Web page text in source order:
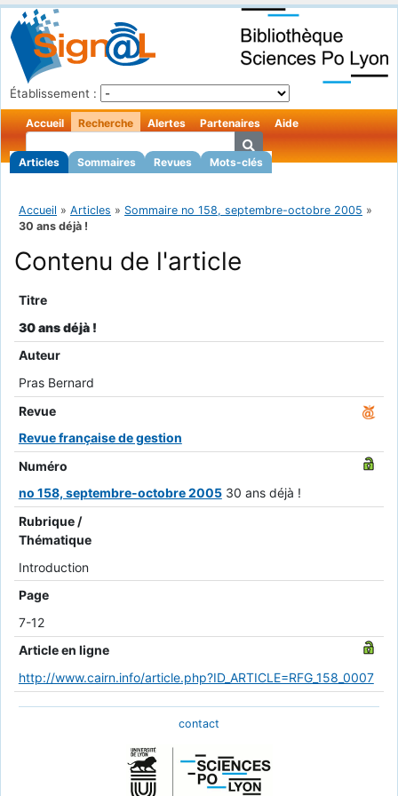
Établissement :
Accueil Recherche
Articles Sommaires Revues Mots-clés
Alertes Partenaires Aide
Accueil » Articles » Sommaire no 158, septembre-octobre 2005 »
30 ans déjà !
Contenu de l'article
Titre
30 ans déjà !
Auteur
Pras Bernard
Revue
Revue française de gestion
Numéro
no 158, septembre-octobre 2005 30 ans déjà !
Rubrique /
Thématique
Introduction
Page
7-12
Article en ligne
http://www.cairn.info/article.php?ID_ARTICLE=RFG_158_0007
contact